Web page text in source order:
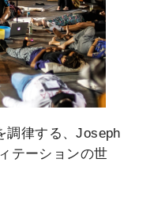
調律する、Joseph
テーションの世